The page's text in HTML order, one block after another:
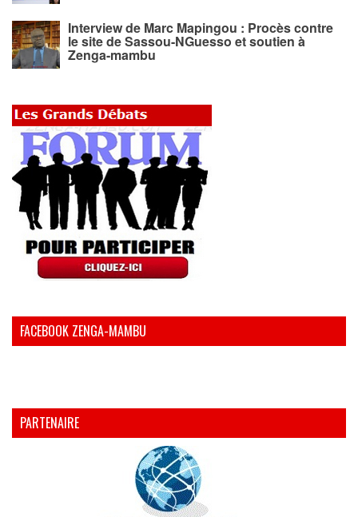
Interview de Marc Mapingou : Procès contre
le site de Sassou-NGuesso et soutien à
Zenga-mambu
FACEBOOK ZENGA-MAMBU
PARTENAIRE